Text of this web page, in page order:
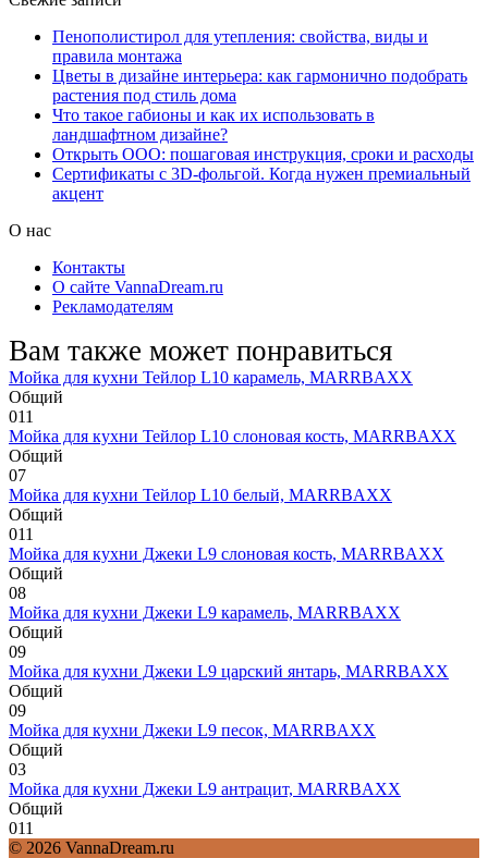
Пенополистирол для утепления: свойства, виды и
правила монтажа
Цветы в дизайне интерьера: как гармонично подобрать
растения под стиль дома
Что такое габионы и как их использовать в
ландшафтном дизайне?
Открыть ООО: пошаговая инструкция, сроки и расходы
Сертификаты с 3D-фольгой. Когда нужен премиальный
акцент
О нас
Контакты
О сайте VannaDream.ru
Рекламодателям
Вам также может понравиться
Мойка для кухни Тейлор L10 карамель, MARRBAXX
Общий
011
Мойка для кухни Тейлор L10 слоновая кость, MARRBAXX
Общий
07
Мойка для кухни Тейлор L10 белый, MARRBAXX
Общий
011
Мойка для кухни Джеки L9 слоновая кость, MARRBAXX
Общий
08
Мойка для кухни Джеки L9 карамель, MARRBAXX
Общий
09
Мойка для кухни Джеки L9 царский янтарь, MARRBAXX
Общий
09
Мойка для кухни Джеки L9 песок, MARRBAXX
Общий
03
Мойка для кухни Джеки L9 антрацит, MARRBAXX
Общий
011
© 2026 VannaDream.ru